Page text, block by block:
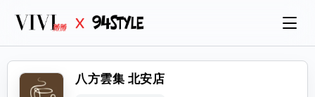
八方雲集 北安店